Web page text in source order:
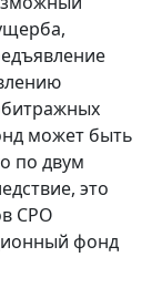
может быть
по двум
это
СРО
фонд